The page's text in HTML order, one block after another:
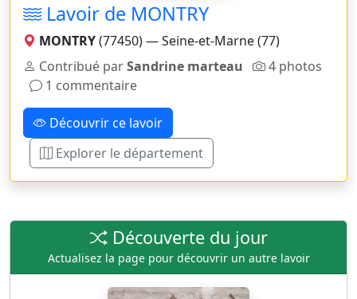
Lavoir de MONTRY
MONTRY(77450) — Seine-et-Marne (77)
Contribué parSandrine marteau
4 photos
1 commentaire
Découvrir ce lavoir
Explorer le département
Découverte du jour
Actualisez la page pour découvrir un autre lavoir